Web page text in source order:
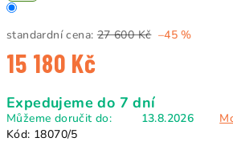
standardní cena: 27 600 Kč –45 %
15 180 Kč
cena:
Expedujeme do 7 dní
Můžeme doručit do: 13.8.2026
Kód: 18070/5